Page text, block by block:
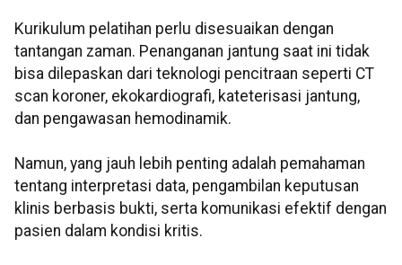
Kurikulum pelatihan perlu disesuaikan dengan
tantangan zaman. Penanganan jantung saat ini tidak
bisa dilepaskan dari teknologi pencitraan seperti CT
scan koroner, ekokardiografi, kateterisasi jantung,
dan pengawasan hemodinamik.
Namun, yang jauh lebih penting adalah pemahaman
tentang interpretasi data, pengambilan keputusan
klinis berbasis bukti, serta komunikasi efektif dengan
pasien dalam kondisi kritis.